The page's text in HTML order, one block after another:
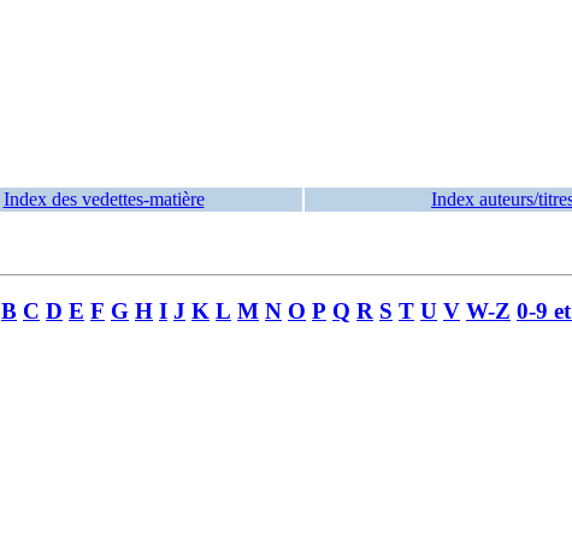
Index des vedettes-matière Index auteurs/
B C D E F G H I J K L M N O P Q R S T U V W-Z 0-9